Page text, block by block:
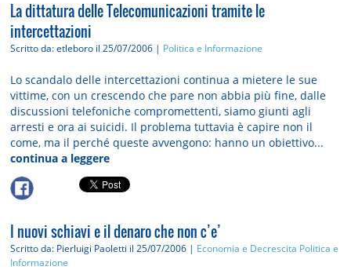
La dittatura delle Telecomunicazioni tramite le
intercettazioni
Scritto da: etleboro il 25/07/2006 | Politica e Informazione
Lo scandalo delle intercettazioni continua a mietere le sue
vittime, con un crescendo che pare non abbia più fine, dalle
discussioni telefoniche compromettenti, siamo giunti agli
arresti e ora ai suicidi. Il problema tuttavia è capire non il
come, ma il perché queste avvengono: hanno un obiettivo...
continua a leggere
I nuovi schiavi e il denaro che non c’e’
Scritto da: Pierluigi Paoletti il 25/07/2006 | Economia e Decrescita Politica e
Informazione